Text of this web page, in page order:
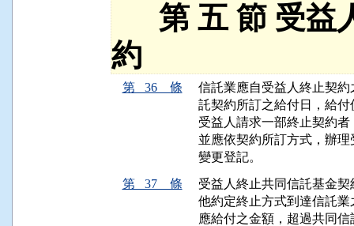
第 五 節 受益
約
第 36 條
信託業應自受益人終止契
託契約所訂之給付日，給付
受益人請求一部終止契約
並應依契約所訂方式，辦
變更登記。
第 37 條
受益人終止共同信託基金
他約定終止方式到達信託
應給付之金額，超過共同